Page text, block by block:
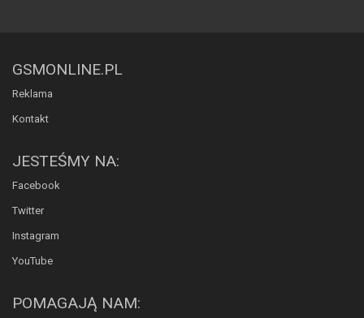
GSMONLINE.PL
Reklama
Kontakt
JESTEŚMY NA:
Facebook
Twitter
Instagram
YouTube
POMAGAJĄ NAM: